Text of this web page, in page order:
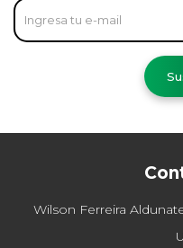
Wilson Ferreira